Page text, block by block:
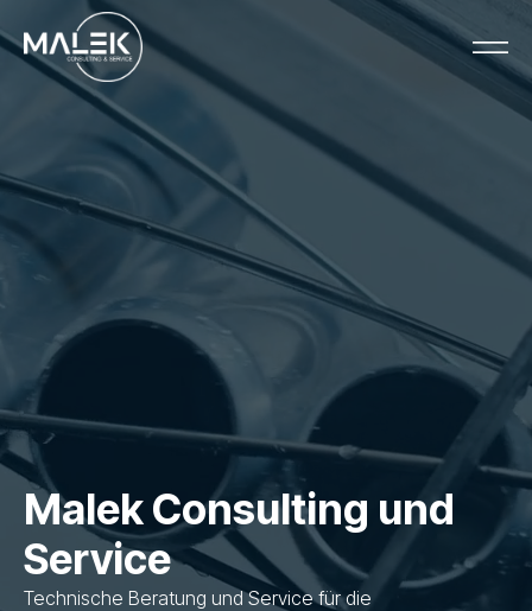
Malek Consulting und
Service
Technische Beratung und Service für die